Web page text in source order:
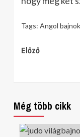
Tags: Angol
Continue
Előző
Még több cikk